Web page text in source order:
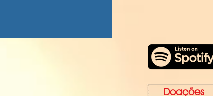
Doações